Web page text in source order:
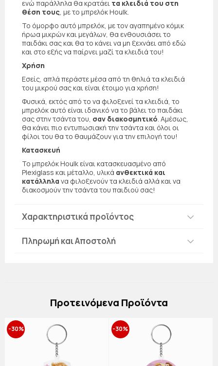
ενώ παράλληλα θα κρατάει τα κλειδιά του στη
θέση τους , με το μπρελόκ Houlk.
Το όμορφο αυτό μπρελόκ, με τον αγαπημένο κόμικ
ήρωα μικρών και μεγάλων, θα ενθουσιάσει το
παιδάκι σας και θα το κάνει να μη ξεχνάει από εδώ
και στο εξής να παίρνει μαζί τα κλειδιά του!
Χρήση
Εσείς, απλά περάστε μέσα από τη θηλιά τα κλειδιά
του μικρού σας και είναι έτοιμο για χρήση!
Φυσικά, εκτός από το να φιλοξενεί τα κλειδιά, το
μπρελόκ αυτό είναι ιδανικό να το βάλει το παιδάκι
σας στην τσάντα του, σαν διακοσμητικό . Αμέσως,
θα κάνει πιο εντυπωσιακή την τσάντα και όλοι οι
φίλοι του θα το θαυμάζουν για την επιλογή του!
Κατασκευή
Το μπρελόκ Houlk είναι κατασκευασμένο από
Plexiglass και μέταλλο, υλικά ανθεκτικά και
κατάλληλα να φιλοξενούν τα κλειδιά αλλά και να
διακοσμούν την τσάντα του παιδιού σας!
Χαρακτηριστικά προϊόντος
Πληρωμή και Αποστολή
Πρoτεινόμενα Προϊόντα
-30% -30%